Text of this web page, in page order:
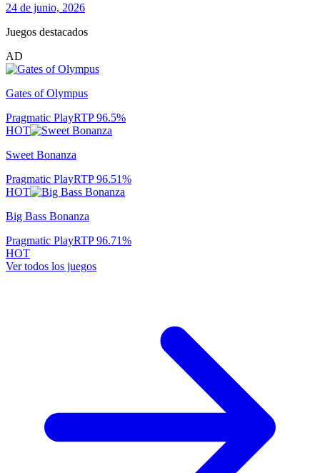
24 de junio, 2026
Juegos destacados
AD
Gates of Olympus
Pragmatic PlayRTP96.5%
HOT
Sweet Bonanza
Pragmatic PlayRTP96.51%
HOT
Big Bass Bonanza
Pragmatic PlayRTP96.71%
HOT
Ver todos los juegos